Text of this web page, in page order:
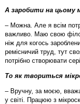
А заробити на цьому
– Можна. Але я всім
важливо. Маю свою
ніж для когось
ремісничий труд, тут
потрібно створювати
То як твориться
– Вручну, за моєю,
у світі. Працюю з